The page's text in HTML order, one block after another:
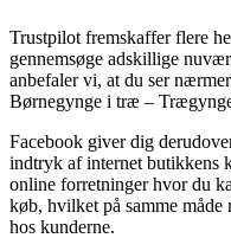
Trustpilot fremskaffer flere
gennemsøge adskillige
anbefaler vi, at du ser
Børnegynge i træ –
Facebook giver dig
indtryk af internet butikkens
online forretninger hvor du
køb, hvilket på samme måde
hos kunderne.